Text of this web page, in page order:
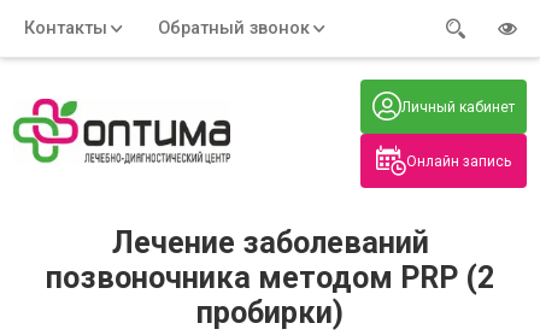
Онлайн запись
Личный кабинет
Контакты
Обратный звонок
Адрес:
Часы работы: Телефон:
+7 (914) 579-77-99
Нажмите на номер, чтобы
позвонить
Лечение заболеваний
позвоночника методом PRP (2
пробирки)